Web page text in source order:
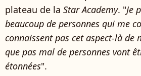
plateau de la Star Academy. "Je
beaucoup de personnes qui me
connaissent pas cet aspect-là de
que pas mal de personnes vont
étonnées".